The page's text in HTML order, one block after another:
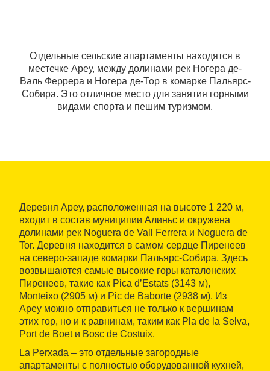
Отдельные сельские апартаменты находятся в
местечке Ареу, между долинами рек Ногера де-
Валь Феррера и Ногера де-Тор в комарке Пальярс-
Собира. Это отличное место для занятия горными
видами спорта и пешим туризмом.
Деревня Ареу, расположенная на высоте 1 220 м,
входит в состав муниципии Алиньс и окружена
долинами рек Noguera de Vall Ferrera и Noguera de
Tor. Деревня находится в самом сердце Пиренеев
на северо-западе комарки Пальярс-Собира. Здесь
возвышаются самые высокие горы каталонских
Пиренеев, такие как Pica d’Estats (3143 м),
Monteixo (2905 м) и Pic de Baborte (2938 м). Из
Ареу можно отправиться не только к вершинам
этих гор, но и к равнинам, таким как Pla de la Selva,
Port de Boet и Bosc de Costuix.
La Perxada – это отдельные загородные
апартаменты с полностью оборудованной кухней,